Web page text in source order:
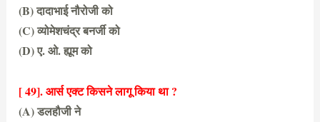
(B) दादाभाई नौरोजी को
(C) व्योमेशचंद्र बनर्जी को
(D) ए. ओ. ह्यूम को
[ 49]. आर्स एक्ट किसने लागू किया था ?
(A) डलहौजी ने